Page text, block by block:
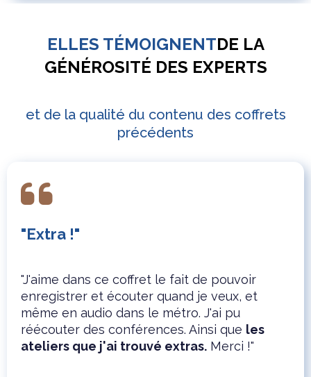
ELLES TÉMOIGNENTDE LA
GÉNÉROSITÉ DES EXPERTS
et de la qualité du contenu des coffrets
précédents
"Extra !"
"J'aime dans ce coffret le fait de pouvoir
enregistrer et écouter quand je veux, et
même en audio dans le métro. J'ai pu
réécouter des conférences. Ainsi que les
ateliers que j'ai trouvé extras. Merci !"